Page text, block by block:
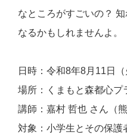
なところがすごいの？
なるかもしれませんよ。
日時：令和8年8月11日
場所：くまもと森都心
講師：嘉村 哲也 さん（
対象：小学生とその保護